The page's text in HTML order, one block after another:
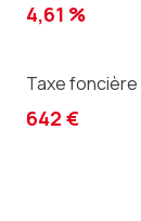
4,61 %
Taxe foncière
642 €